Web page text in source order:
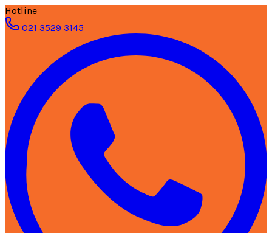
Hotline
021 3529 3145